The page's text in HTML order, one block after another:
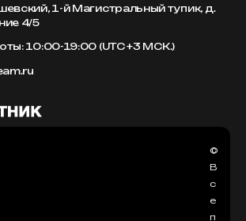
1-й Магистральный тупик, д.
4/5
10:00-19:00 (UTC +3 МСК.)
©
В
с
е
п